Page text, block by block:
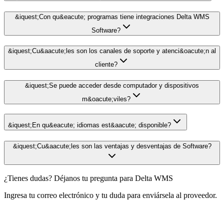
&iquest;Con qu&eacute; programas tiene integraciones Delta WMS
Software?
&iquest;Cu&aacute;les son los canales de soporte y atenci&oacute;n al
cliente?
&iquest;Se puede acceder desde computador y dispositivos
m&oacute;viles?
&iquest;En qu&eacute; idiomas est&aacute; disponible?
&iquest;Cu&aacute;les son las ventajas y desventajas de Software?
¿Tienes dudas? Déjanos tu pregunta para Delta WMS
Ingresa tu correo electrónico y tu duda para enviársela al proveedor.